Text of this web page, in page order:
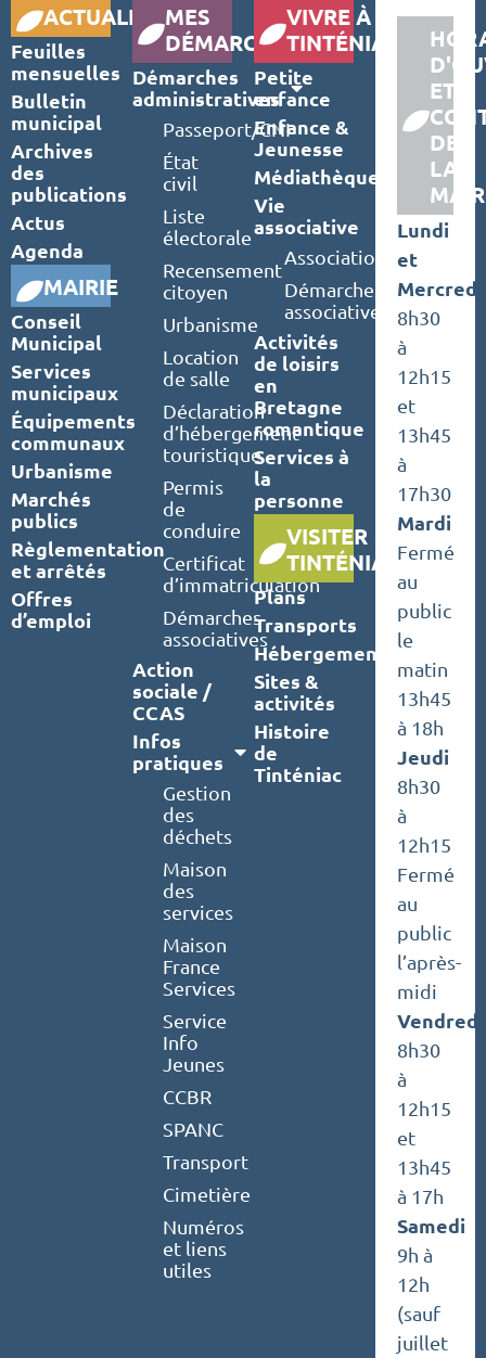
ACTUALITÉS
Feuilles
mensuelles
Bulletin
municipal
Archives
des
publications
Actus
Agenda
MAIRIE
Conseil
Municipal
Services
municipaux
Équipements
communaux
Urbanisme
Marchés
publics
Règlementation
et arrêtés
Offres
d’emploi
MES
DÉMARCHES
Démarches
administratives
Passeport/CNI
État
civil
Liste
électorale
Recensement
citoyen
Urbanisme
Location
de salle
Déclaration
d’hébergement
touristique
Permis
de
conduire
Certificat
d’immatriculation
Démarches
associatives
Action
sociale /
CCAS
Infos
pratiques
Gestion
des
déchets
Maison
des
services
Maison
France
Services
Service
Info
Jeunes
CCBR
SPANC
Transport
Cimetière
Numéros
et liens
utiles
VIVRE À
TINTÉNIAC
Petite
enfance
Enfance &
Jeunesse
Médiathèque
Vie
associative
Associations
Démarches
associatives
Activités
de loisirs
en
Bretagne
romantique
Services à
la
personne
VISITER
TINTÉNIAC
Plans
Transports
Hébergements
Sites &
activités
Histoire
de
Tinténiac
ET
DE
LA
Lundi
et
Mercredi
8h30
à
12h15
et
13h45
à
17h30
Mardi
Fermé
au
public
le
matin
13h45
à 18h
Jeudi
8h30
à
12h15
Fermé
au
public
l’après-
midi
Vendredi
8h30
à
12h15
et
13h45
à 17h
Samedi
9h à
12h
(sauf
juillet